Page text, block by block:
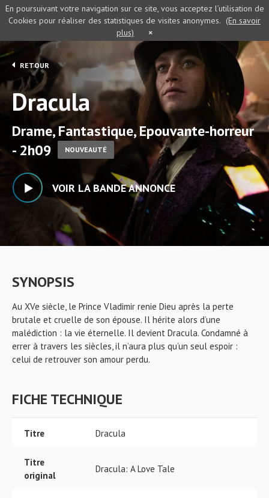
RETOUR
Dracula
Drame, Fantastique, Epouvante-horreur
- 2h09
NOUVEAUTÉ
VOIR LA BANDE ANNONCE
SYNOPSIS
Au XVe siècle, le Prince Vladimir renie Dieu après la perte
brutale et cruelle de son épouse. Il hérite alors d’une
malédiction : la vie éternelle. Il devient Dracula. Condamné à
errer à travers les siècles, il n’aura plus qu’un seul espoir :
celui de retrouver son amour perdu.
FICHE TECHNIQUE
Titre Dracula
Titre
original
Dracula: A Love Tale
En poursuivant votre navigation sur ce site, vous acceptez l’utilisation de
Cookies pour réaliser des statistiques de visites anonymes. (En savoir
plus)
×